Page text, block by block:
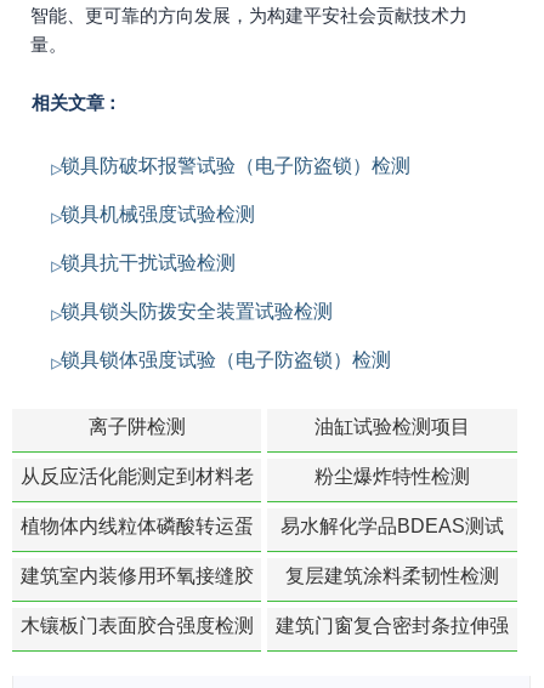
智能、更可靠的方向发展，为构建平安社会贡献技术力
量。
相关文章：
锁具防破坏报警试验（电子防盗锁）检测
锁具机械强度试验检测
锁具抗干扰试验检测
锁具锁头防拨安全装置试验检测
锁具锁体强度试验（电子防盗锁）检测
离子阱检测 油缸试验检测项目
从反应活化能测定到材料老
化寿命预测的经典模型
粉尘爆炸特性检测
植物体内线粒体磷酸转运蛋
白活性检测
易水解化学品BDEAS测试
建筑室内装修用环氧接缝胶
苯含量检测
复层建筑涂料柔韧性检测
木镶板门表面胶合强度检测
建筑门窗复合密封条拉伸强